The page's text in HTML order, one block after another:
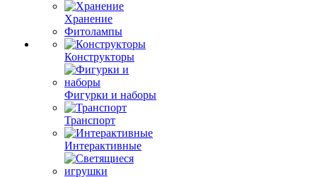
Хранение
Фитолампы
Конструкторы
Фигурки и наборы
Транспорт
Интерактивные